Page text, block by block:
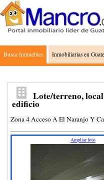
Busca Inmuebles Inmobiliarias en
Lote/terreno,
edificio
Zona 4 Acceso A El Naranjo Y
Ampliar foto